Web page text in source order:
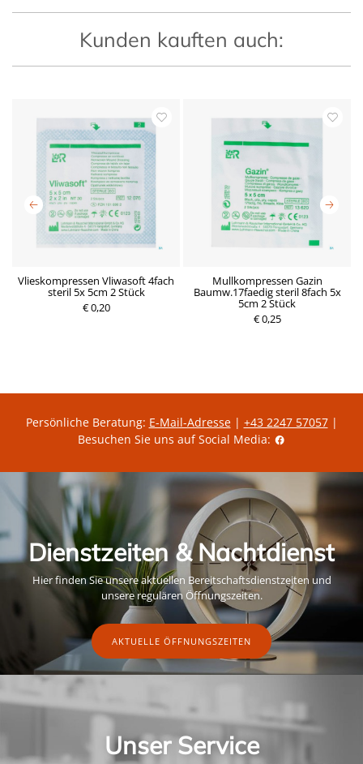
Kunden kauften auch:
Vlieskompressen Vliwasoft 4fach
steril 5x 5cm 2 Stück
€ 0,20
Mullkompressen Gazin
Baumw.17faedig steril 8fach 5x
5cm 2 Stück
€ 0,25
Persönliche Beratung: E-Mail-Adresse| +43 2247 57057|
Besuchen Sie uns auf Social Media:
Dienstzeiten & Nachtdienst
Hier finden Sie unsere aktuellen Bereitschaftsdienstzeiten und
unsere regulären Öffnungszeiten.
AKTUELLE ÖFFNUNGSZEITEN
Unser Service